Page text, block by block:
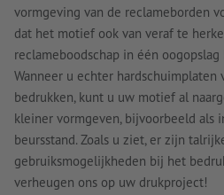
vormgeving van de reclameborden
dat het motief ook van veraf te
reclameboodschap in één
Wanneer u echter hardschuimplaten
bedrukken, kunt u uw motief al
kleiner vormgeven, bijvoorbeeld als
beursstand. Zoals u ziet, er zijn
gebruiksmogelijkheden bij het
verheugen ons op uw drukproject!